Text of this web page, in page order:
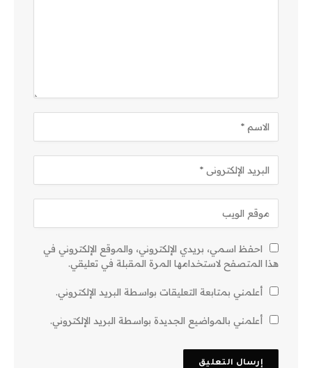
احفظ اسمي، بريدي الإلكتروني، والموقع الإلكتروني في
هذا المتصفح لاستخدامها المرة المقبلة في تعليقي.
أعلمني بمتابعة التعليقات بواسطة البريد الإلكتروني.
أعلمني بالمواضيع الجديدة بواسطة البريد الإلكتروني.